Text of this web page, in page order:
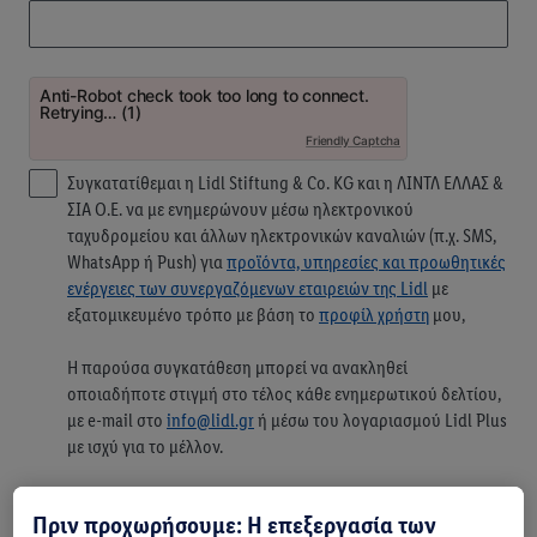
Πριν προχωρήσουμε: Η επεξεργασία των